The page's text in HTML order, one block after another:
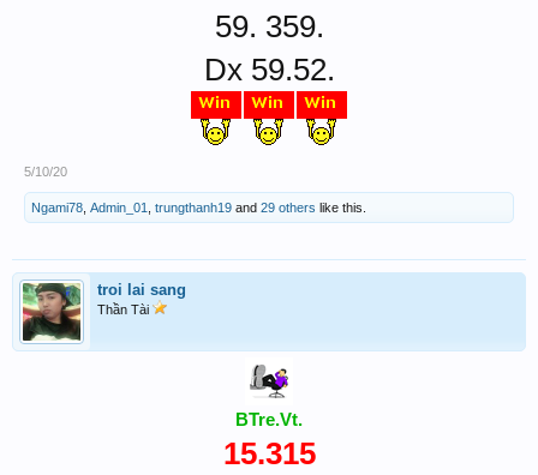
59. 359.
Dx 59.52.
5/10/20
Ngami78 Admin_01 trungthanh19 and 29 others like this.
troi lai sang
Thần Tài
BTre.Vt.
15.315